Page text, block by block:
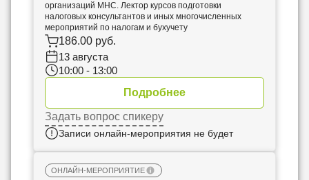
организаций МНС. Лектор курсов подготовки
налоговых консультантов и иных многочисленных
мероприятий по налогам и бухучету
186.00 руб.
13 августа
10:00 - 13:00
Подробнее
Задать вопрос спикеру
Записи онлайн-мероприятия не будет
ОНЛАЙН-МЕРОПРИЯТИЕ